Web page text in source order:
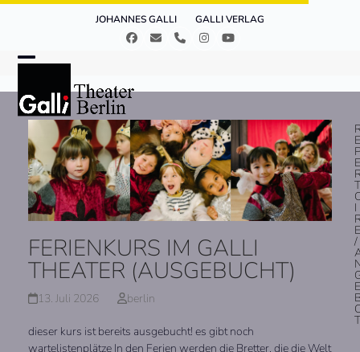
JOHANNES GALLI GALLI VERLAG
Facebook
E- TelefonInstagramYouTube
mobile
menu
mobile
menu
FERIENKURS IM GALLI
THEATER (AUSGEBUCHT)
13. Juli 2026 berlin
dieser kurs ist bereits ausgebucht! es gibt noch
wartelistenplätze In den Ferien werden die Bretter, die die Welt
E
E
T
I
E
/
E
T